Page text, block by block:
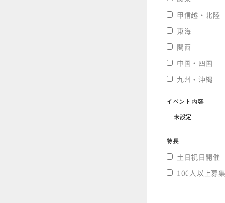
甲信越・北陸
東海
関西
中国・四国
九州・沖縄
イベント内容
特長
土日祝日開催
100人以上募集